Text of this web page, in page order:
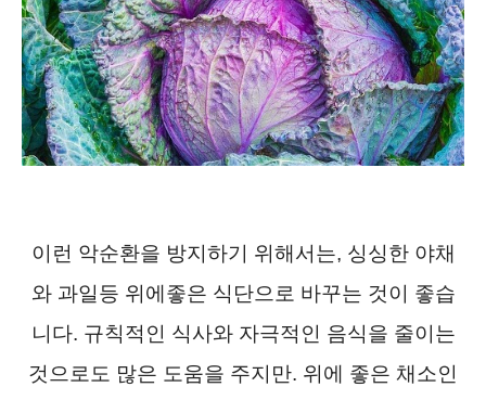
이런 악순환을 방지하기 위해서는, 싱싱한 야채
와 과일등 위에좋은 식단으로 바꾸는 것이 좋습
니다. 규칙적인 식사와 자극적인 음식을 줄이는
것으로도 많은 도움을 주지만. 위에 좋은 채소인